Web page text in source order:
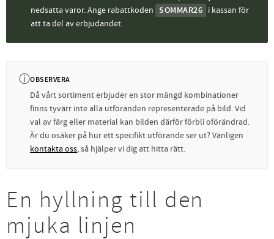
nedsatta varor. Ange rabattkoden
SOMMAR26 i kassan för
att ta del av erbjudandet.
ⓘOBSERVERA
Då vårt sortiment erbjuder en stor mängd kombinationer
finns tyvärr inte alla utföranden representerade på bild. Vid
val av färg eller material kan bilden därför förbli oförändrad.
Är du osäker på hur ett specifikt utförande ser ut? Vänligen
kontakta oss, så hjälper vi dig att hitta rätt.
En hyllning till den
mjuka linjen